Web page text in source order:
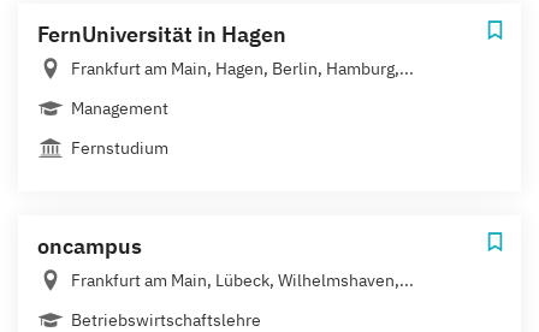
FernUniversität in Hagen
Frankfurt am Main, Hagen, Berlin, Hamburg,...
Management
Fernstudium
oncampus
Frankfurt am Main, Lübeck, Wilhelmshaven,...
Betriebswirtschaftslehre